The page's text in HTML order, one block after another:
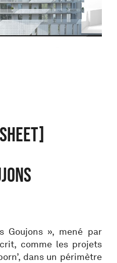
Goujons », mené par
comme les projets
dans un périmètre